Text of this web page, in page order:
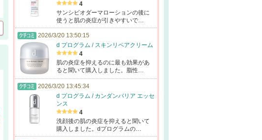
4
サンシビオダーマローションの後に
使うと肌の炎症が引きやすいで…
2026/3/20 13:50:15
d プログラム / スキンリペアクリーム
4
肌の炎症を抑えるのに最も効果があ
ると聞いて購入しました。脂性…
2026/3/20 13:45:34
d プログラム / カンダンバリア エッセ
ンス
4
洗顔後の肌の炎症を抑えると聞いて
購入しました。dプログラムの…